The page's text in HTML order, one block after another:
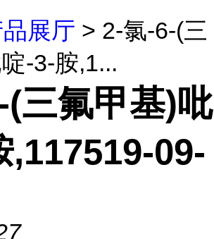
展厅 > 2-氯-6-(三
-3-胺,1...
(三氟甲基)吡
,117519-09-